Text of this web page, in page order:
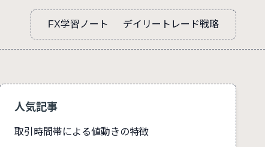
FX学習ノート デイリートレード戦略
人気記事
取引時間帯による値動きの特徴